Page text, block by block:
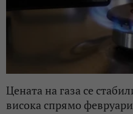
Ценaта на газа се
висока спрямо февруари